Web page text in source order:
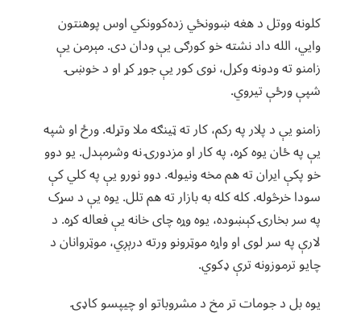
کلونه ووتل د هغه ښوونځي زده‌کوونکي اوس پوهنتون
وایي، الله داد نشته خو کورګی یې ودان دی. مېرمن یې
زامنو ته ودونه وکړل، نوی کور یې جوړ کړ او د خوښۍ
شپې ورځې تیروي.
زامنو یې د پلار په رکم، کار ته ټینګه ملا وتړله. ورځ او شپه
یې په ځان یوه کړه، په کار او مزدورۍ نه وشرمېدل. یو دوو
خو پکې ایران ته هم مخه ونیوله. دوو نورو یې په کلي کې
سودا خرڅوله. کله کله به بازار ته هم تلل. یوه یې د سړک
په سر بخارۍ کېښوده، یوه وړه چای خانه یې فعاله کړه. د
لارې په سر لوی او واړه موټرونو ورته درېږي، موټروانان د
چایو ترموزونه ترې ډکوي.
یوه بل د جومات تر مخ د مشروباتو او چیپسو کاډۍ